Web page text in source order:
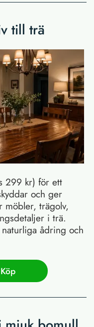
till trä
299 kr) för ett
och ger
möbler, trägolv,
i trä.
ådring och
Köp